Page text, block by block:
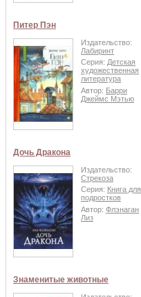
Питер Пэн
Издательство:
Лабиринт
Серия: Детская
художественная
литература
Автор: Барри
Джеймс Мэтью
Дочь Дракона
Издательство:
Стрекоза
Серия: Книга для
подростков
Автор: Флэнаган
Лиз
Знаменитые животные